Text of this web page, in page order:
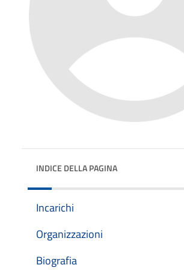
INDICE DELLA PAGINA
Incarichi
Organizzazioni
Biografia